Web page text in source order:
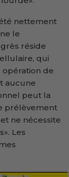
nettement
le
réside
qui
opération de
aucune
peut la
prélèvement
ne nécessite
Les